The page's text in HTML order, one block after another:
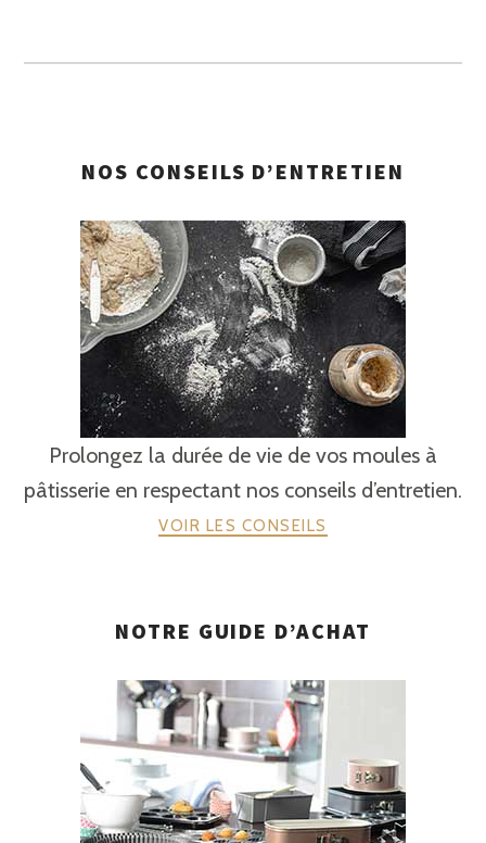
NOS CONSEILS D’ENTRETIEN
Prolongez la durée de vie de vos moules à
pâtisserie en respectant nos conseils d’entretien.
VOIR LES CONSEILS
NOTRE GUIDE D’ACHAT